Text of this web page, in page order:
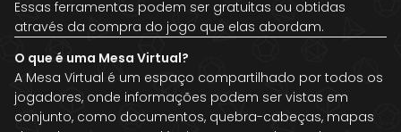
Essas ferramentas podem ser gratuitas ou obtidas
através da compra do jogo que elas abordam.
O que é uma Mesa Virtual?
A Mesa Virtual é um espaço compartilhado por todos os
jogadores, onde informações podem ser vistas em
conjunto, como documentos, quebra-cabeças, mapas